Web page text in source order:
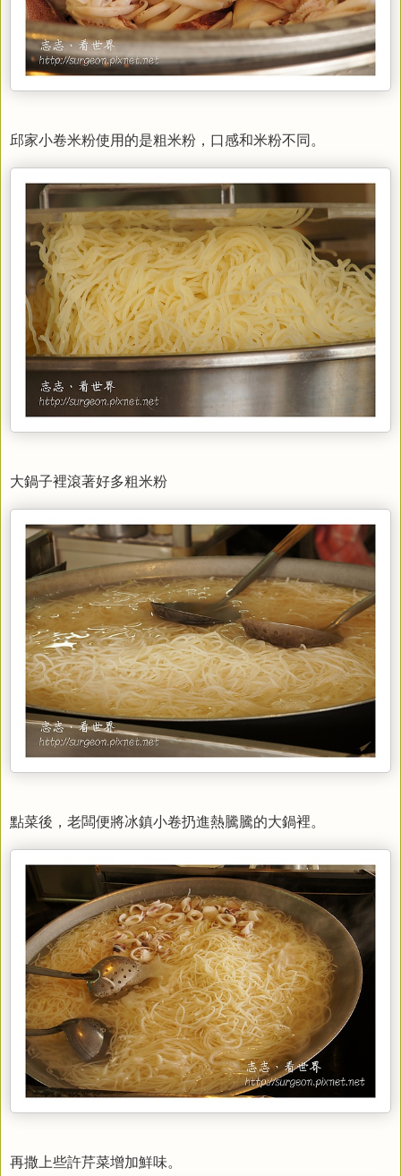
邱家小卷米粉使用的是粗米粉，口感和米粉不同。
大鍋子裡滾著好多粗米粉
點菜後，老闆便將冰鎮小卷扔進熱騰騰的大鍋裡。
再撒上些許芹菜增加鮮味。